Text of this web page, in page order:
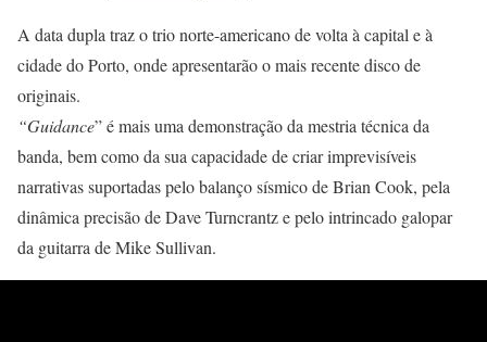
A data dupla traz o trio norte-americano de volta à capital e à
cidade do Porto, onde apresentarão o mais recente disco de
originais.
“Guidance” é mais uma demonstração da mestria técnica da
banda, bem como da sua capacidade de criar imprevisíveis
narrativas suportadas pelo balanço sísmico de Brian Cook, pela
dinâmica precisão de Dave Turncrantz e pelo intrincado galopar
da guitarra de Mike Sullivan.